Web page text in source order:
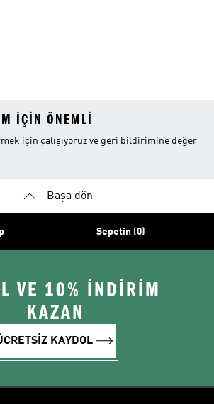
IÇIN ÖNEMLI
için çalışıyoruz ve geri bildirimine değer
Başa dön
Sepetin (0)
VE 10% İNDİRİM
KAZAN
KAYDOL